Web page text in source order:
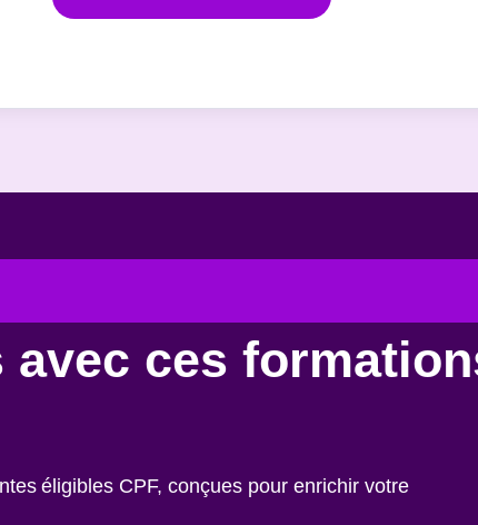
ces
éligibles CPF, conçues pour enrichir votre